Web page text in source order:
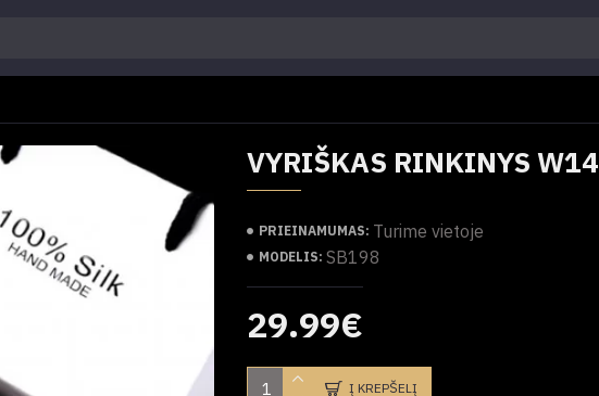
VYRIŠKAS RINKINYS W14
PRIEINAMUMAS: Turime vietoje
MODELIS: SB198
29.99€
Į KREPŠELĮ